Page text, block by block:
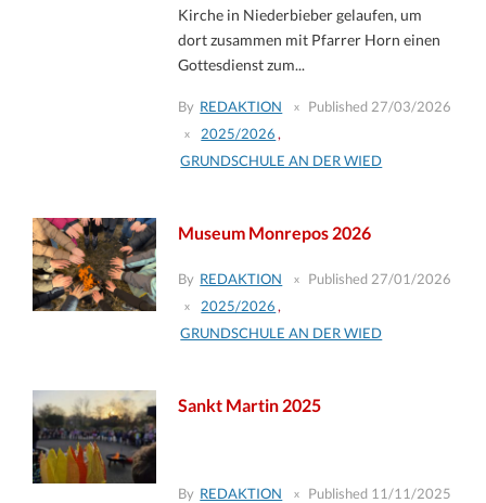
Kirche in Niederbieber gelaufen, um
dort zusammen mit Pfarrer Horn einen
Gottesdienst zum...
By REDAKTION Published27/03/2026
2025/2026 ,
GRUNDSCHULE AN DER WIED
Museum Monrepos 2026
By REDAKTION Published27/01/2026
2025/2026 ,
GRUNDSCHULE AN DER WIED
Sankt Martin 2025
By REDAKTION Published 11/11/2025